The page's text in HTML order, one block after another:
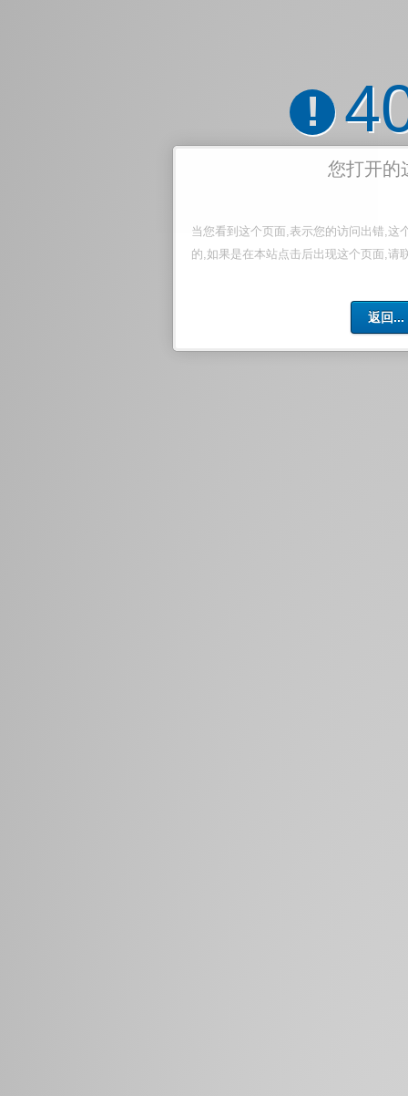
!
您打开的
当您看到这个页面,表示您的访问出错,这
的,如果是在本站点击后出现这个页面,请
返回...